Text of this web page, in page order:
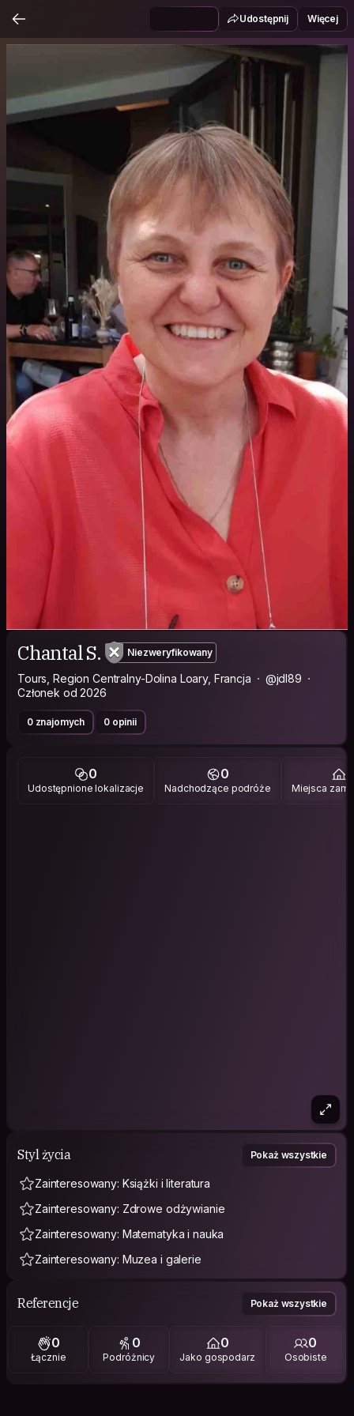
Udostępnij Więcej
Chantal S. Niezweryfikowany
Tours, Region Centralny-Dolina Loary, Francja
@jdl89
Członek od 2026
0 znajomych 0 opinii
0
Udostępnione lokalizacje
0
Nadchodzące podróże Miejsca
Styl życia Pokaż wszystkie
Zainteresowany: Książki i literatura
Zainteresowany: Zdrowe odżywianie
Zainteresowany: Matematyka i nauka
Zainteresowany: Muzea i galerie
Referencje Pokaż wszystkie
0
Łącznie
0
Podróżnicy
0
Jako gospodarz
0
Osobiste